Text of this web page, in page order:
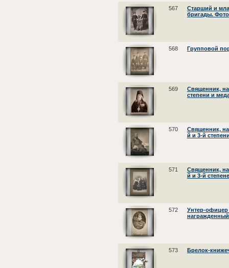
567
Старший и
бригады.
568 Групповой
569
Священник,
степени и
570
Священник,
й и 3-й
571
Священник,
й и 3-й
572
Унтер-офицер
573 Брелок-